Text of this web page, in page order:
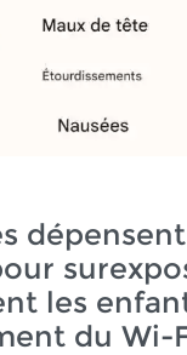
les
du Wi-